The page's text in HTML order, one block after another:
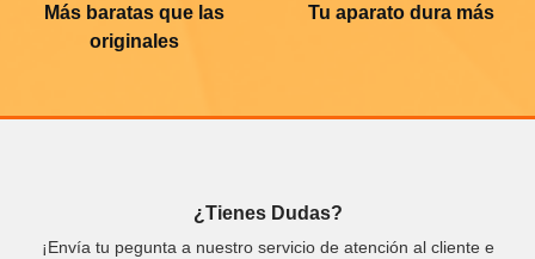
Más baratas que las
originales
Tu aparato dura más
¿Tienes Dudas?
¡Envía tu pegunta a nuestro servicio de atención al cliente e